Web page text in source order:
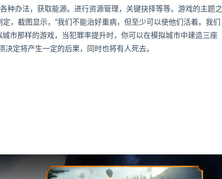
种办法，获取能源。进行资源管理，关键抉择等等。游戏的主题之
，截图显示，“我们不能治好重病，但至少可以使他们活着。我们
市那样的游戏，当犯罪率提升时，你可以在模拟城市中建造三座
定将产生一定的后果，同时也将有人死去。